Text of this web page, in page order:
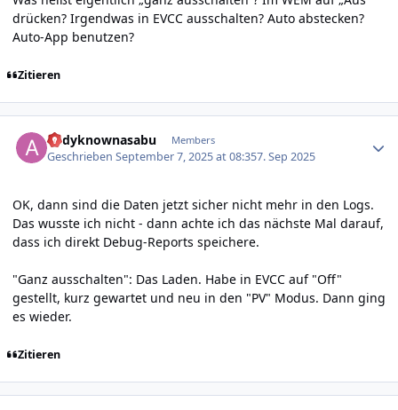
drücken? Irgendwas in EVCC ausschalten? Auto abstecken?
Auto-App benutzen?
Zitieren
andyknownasabu Members
GeschriebenSeptember 7, 2025 at 08:357. Sep 2025
OK, dann sind die Daten jetzt sicher nicht mehr in den Logs.
Das wusste ich nicht - dann achte ich das nächste Mal darauf,
dass ich direkt Debug-Reports speichere.
"Ganz ausschalten": Das Laden. Habe in EVCC auf "Off"
gestellt, kurz gewartet und neu in den "PV" Modus. Dann ging
es wieder.
Zitieren